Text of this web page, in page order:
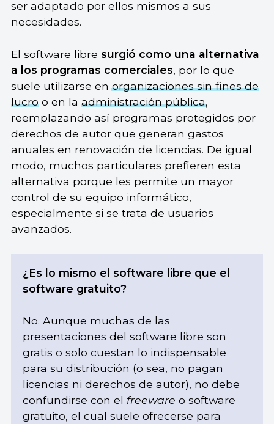
ser adaptado por ellos mismos a sus
necesidades.
El software libre surgió como una alternativa
a los programas comerciales, por lo que
suele utilizarse enorganizaciones sin fines de
lucroo en laadministración pública,
reemplazando así programas protegidos por
derechos de autor que generan gastos
anuales en renovación de licencias. De igual
modo, muchos particulares prefieren esta
alternativa porque les permite un mayor
control de su equipo informático,
especialmente si se trata de usuarios
avanzados.
¿Es lo mismo el software libre que el
software gratuito?
No. Aunque muchas de las
presentaciones del software libre son
gratis o solo cuestan lo indispensable
para su distribución (o sea, no pagan
licencias ni derechos de autor), no debe
confundirse con el freeware o software
gratuito, el cual suele ofrecerse para